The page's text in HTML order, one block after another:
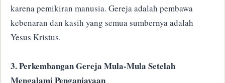
karena pemikiran manusia. Gereja adalah pembawa
kebenaran dan kasih yang semua sumbernya adalah
Yesus Kristus.
3. Perkembangan Gereja Mula-Mula Setelah
Mengalami Penganiayaan